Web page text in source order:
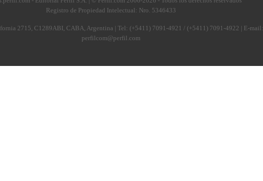
Registro de Propiedad Intelectual: Nro. 5346433
2715, C1289ABI, CABA, Argentina | Tel: (+5411) 7091-4921 / (+5411) 7091-4922 | E-mail:
perfilcom@perfil.com